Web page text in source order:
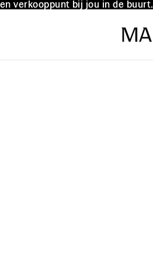
verkooppunt bij jou in de buurt.
verkooppunt bij jou in de buurt.